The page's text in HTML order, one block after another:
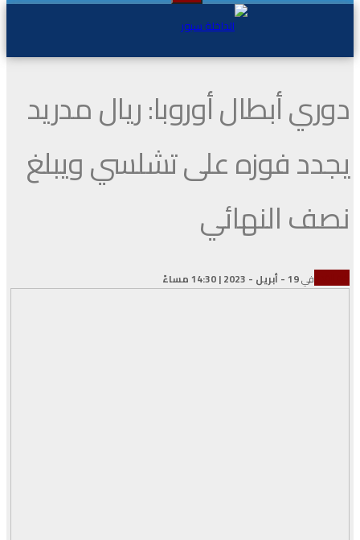
دوري أبطال أوروبا: ريال مدريد
يجدد فوزه على تشلسي ويبلغ
نصف النهائي
في19 - أبريل - 2023 | 14:30 مساءً